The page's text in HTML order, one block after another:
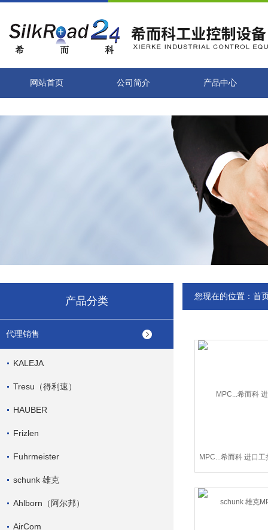
网站首页 公司简介 产品中心
产品分类
代理销售
KALEJA
Tresu（得利速）
HAUBER
Frizlen
Fuhrmeister
schunk 雄克
Ahlborn（阿尔邦）
AirCom
您现在的位置： 首
MPC...希而科 进口
雄克MPC